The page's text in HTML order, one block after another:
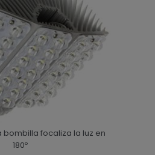
bombilla focaliza la luz en
180º